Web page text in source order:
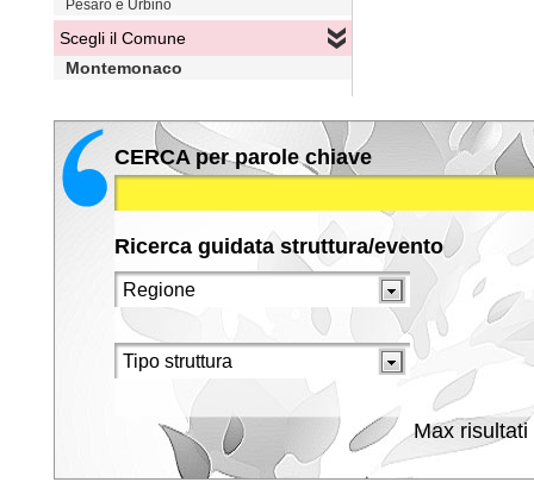
Pesaro e Urbino
Scegli il Comune
Montemonaco
CERCA per parole chiave
Ricerca guidata struttura/evento
Max risultati